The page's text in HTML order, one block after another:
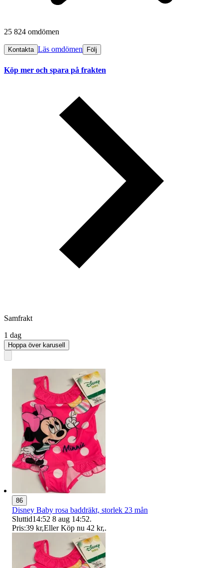
25 824 omdömen
Kontakta Läs omdömen Följ
Köp mer och spara på frakten
Samfrakt
1 dag
Hoppa över karusell
86
Disney Baby rosa baddräkt, storlek 23 mån
Sluttid14:52 8 aug 14:52.
Pris:39 kr,Eller Köp nu 42 kr,.